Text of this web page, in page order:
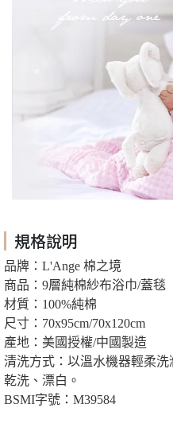
規格說明
品牌：L'Ange 棉之境
商品：9層純棉紗布浴巾/蓋毯
材質：100%純棉
尺寸：70x95cm/70x120cm
產地：美國授權/中國製造
清洗方式：以溫水機器輕柔洗
乾洗、漂白。
BSMI字號：M39584